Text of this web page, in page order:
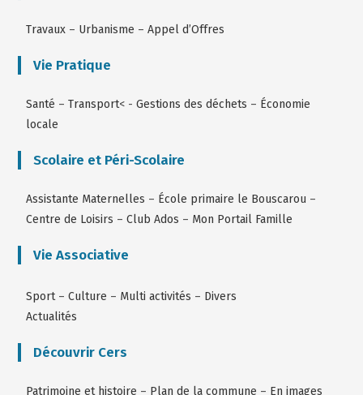
Travaux – Urbanisme –Appel d’Offres
Vie Pratique
Santé –Transport< -Gestions des déchets – Économie
locale
Scolaire et Péri-Scolaire
Assistante Maternelles – École primaire le Bouscarou –
Centre de Loisirs –Club Ados – Mon Portail Famille
Vie Associative
Sport –Culture – Multi activités – Divers
Actualités
Découvrir Cers
Patrimoine et histoire – Plan de la commune – En images